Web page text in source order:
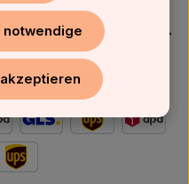
notwendige